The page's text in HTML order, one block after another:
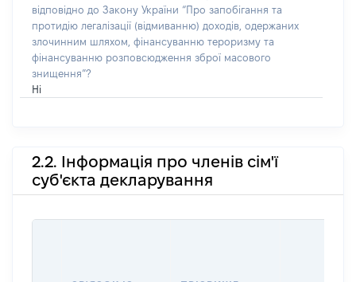
відповідно до Закону України “Про запобігання та
протидію легалізації (відмиванню) доходів, одержаних
злочинним шляхом, фінансуванню тероризму та
фінансуванню розповсюдження зброї масового
знищення”?
Ні
2.2. Інформація про членів сім'ї
суб'єкта декларування